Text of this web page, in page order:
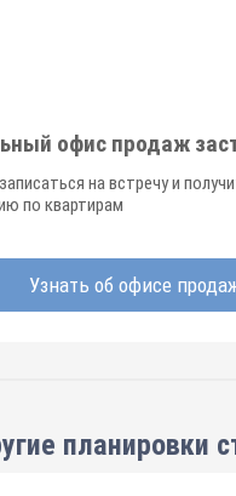
офис продаж
на встречу и
по квартирам
Узнать об офисе
планировки